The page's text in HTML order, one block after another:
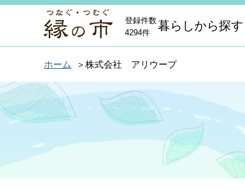
登録件数
4294件
暮らしから探す
ホーム 株式会社 アリウープ